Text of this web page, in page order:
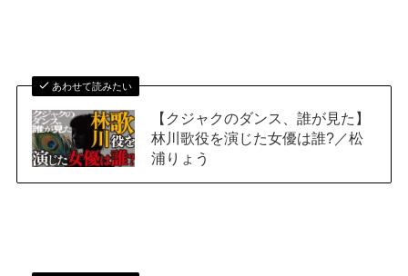
あわせて読みたい
【クジャクのダンス、誰が見た】
林川歌役を演じた女優は誰?／松
浦りょう